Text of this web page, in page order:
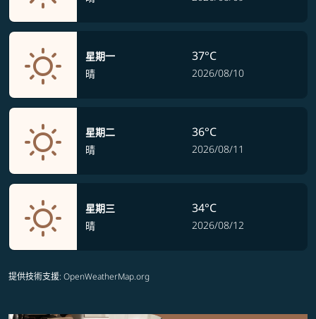
星期一
晴
37°C
2026/08/10
星期二
晴
36°C
2026/08/11
星期三
晴
34°C
2026/08/12
提供技術支援: OpenWeatherMap.org